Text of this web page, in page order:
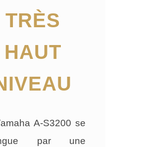
TRÈS
HAUT
A-S3200 se
par une